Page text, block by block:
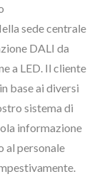
sede centrale
DALI da
a LED. Il cliente
base ai diversi
sistema di
informazione
al personale